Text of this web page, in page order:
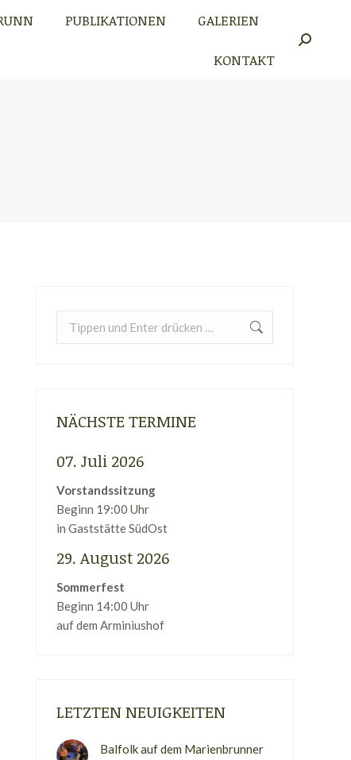
PUBLIKATIONEN GALERIEN
KONTAKT
Search:
Search:
NÄCHSTE TERMINE
07. Juli 2026
Vorstandssitzung
Beginn 19:00 Uhr
in Gaststätte SüdOst
29. August 2026
Sommerfest
Beginn 14:00 Uhr
auf dem Arminiushof
LETZTEN NEUIGKEITEN
Balfolk auf dem Marienbrunner
PUBLIKATIONEN
GALERIEN
Search: